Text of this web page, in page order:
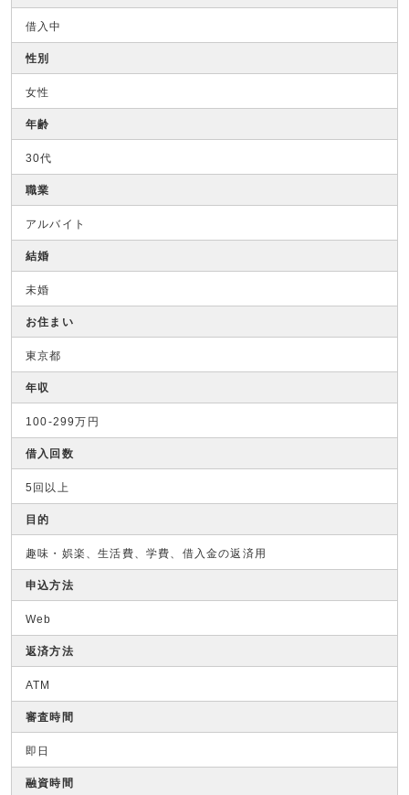
借入中
性別
女性
年齢
30代
職業
アルバイト
結婚
未婚
お住まい
東京都
年収
100-299万円
借入回数
5回以上
目的
趣味・娯楽、生活費、学費、借入金の返済用
申込方法
Web
返済方法
ATM
審査時間
即日
融資時間